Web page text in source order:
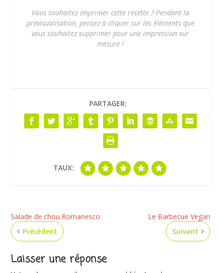
Vous souhaitez imprimer cette recette ? Pendant la
prévisualisation, pensez à cliquer sur les éléments que
vous souhaitez supprimer pour une impression sur
mesure !
PARTAGER:
TAUX:
Salade de chou Romanesco
Précédent
Le Barbecue Vegan
Suivant
Laisser une réponse